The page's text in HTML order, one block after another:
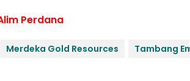
Perdana
Merdeka Gold Resources Tambang